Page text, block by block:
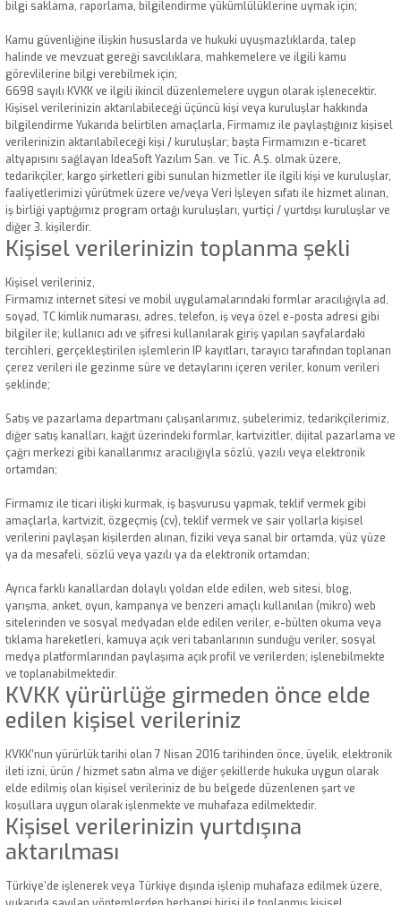
bilgi saklama, raporlama, bilgilendirme yükümlülüklerine uymak için;
Kamu güvenliğine ilişkin hususlarda ve hukuki uyuşmazlıklarda, talep
halinde ve mevzuat gereği savcılıklara, mahkemelere ve ilgili kamu
görevlilerine bilgi verebilmek için;
6698 sayılı KVKK ve ilgili ikincil düzenlemelere uygun olarak işlenecektir.
Kişisel verilerinizin aktarılabileceği üçüncü kişi veya kuruluşlar hakkında
bilgilendirme Yukarıda belirtilen amaçlarla, Firmamız ile paylaştığınız kişisel
verilerinizin aktarılabileceği kişi / kuruluşlar; başta Firmamızın e-ticaret
altyapısını sağlayan IdeaSoft Yazılım San. ve Tic. A.Ş. olmak üzere,
tedarikçiler, kargo şirketleri gibi sunulan hizmetler ile ilgili kişi ve kuruluşlar,
faaliyetlerimizi yürütmek üzere ve/veya Veri İşleyen sıfatı ile hizmet alınan,
iş birliği yaptığımız program ortağı kuruluşları, yurtiçi / yurtdışı kuruluşlar ve
diğer 3. kişilerdir.
Kişisel verilerinizin toplanma şekli
Kişisel verileriniz,
Firmamız internet sitesi ve mobil uygulamalarındaki formlar aracılığıyla ad,
soyad, TC kimlik numarası, adres, telefon, iş veya özel e-posta adresi gibi
bilgiler ile; kullanıcı adı ve şifresi kullanılarak giriş yapılan sayfalardaki
tercihleri, gerçekleştirilen işlemlerin IP kayıtları, tarayıcı tarafından toplanan
çerez verileri ile gezinme süre ve detaylarını içeren veriler, konum verileri
şeklinde;
Satış ve pazarlama departmanı çalışanlarımız, şubelerimiz, tedarikçilerimiz,
diğer satış kanalları, kağıt üzerindeki formlar, kartvizitler, dijital pazarlama ve
çağrı merkezi gibi kanallarımız aracılığıyla sözlü, yazılı veya elektronik
ortamdan;
Firmamız ile ticari ilişki kurmak, iş başvurusu yapmak, teklif vermek gibi
amaçlarla, kartvizit, özgeçmiş (cv), teklif vermek ve sair yollarla kişisel
verilerini paylaşan kişilerden alınan, fiziki veya sanal bir ortamda, yüz yüze
ya da mesafeli, sözlü veya yazılı ya da elektronik ortamdan;
Ayrıca farklı kanallardan dolaylı yoldan elde edilen, web sitesi, blog,
yarışma, anket, oyun, kampanya ve benzeri amaçlı kullanılan (mikro) web
sitelerinden ve sosyal medyadan elde edilen veriler, e-bülten okuma veya
tıklama hareketleri, kamuya açık veri tabanlarının sunduğu veriler, sosyal
medya platformlarından paylaşıma açık profil ve verilerden; işlenebilmekte
ve toplanabilmektedir.
KVKK yürürlüğe girmeden önce elde
edilen kişisel verileriniz
KVKK’nun yürürlük tarihi olan 7 Nisan 2016 tarihinden önce, üyelik, elektronik
ileti izni, ürün / hizmet satın alma ve diğer şekillerde hukuka uygun olarak
elde edilmiş olan kişisel verileriniz de bu belgede düzenlenen şart ve
koşullara uygun olarak işlenmekte ve muhafaza edilmektedir.
Kişisel verilerinizin yurtdışına
aktarılması
Türkiye’de işlenerek veya Türkiye dışında işlenip muhafaza edilmek üzere,